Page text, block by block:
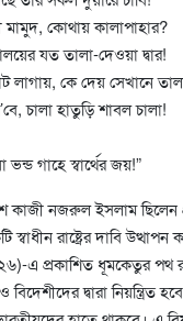
মামুদ, কোথায় কালাপাহার?
যত তালা-দেওয়া দ্বার!
লাগায়, কে দেয় সেখানে
চালা হাতুড়ি শাবল চালা!
ভন্ড গাহে স্বার্থের জয়!”
কাজী নজরুল ইসলাম ছিলেন
স্বাধীন রাষ্ট্রের দাবি
এ প্রকাশিত ধূমকেতুর পথ
দ্বারা নিয়ন্ত্রিত